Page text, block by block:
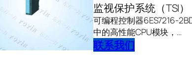
监视保护系统（TSI）
可编程控制器6ES7216-
中的高性能CPU模块，…
联系我们